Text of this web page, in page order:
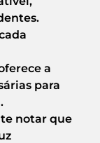
a
para
notar que